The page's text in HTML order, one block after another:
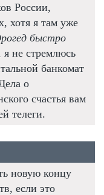
России,
хотя я там уже
быстро
не стремлюсь
банкомат
о
счастья вам
телеги.
новую концу
если это